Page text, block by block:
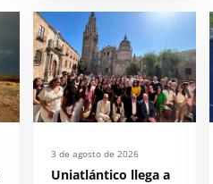
3 de agosto de 2026
Uniatlántico llega a